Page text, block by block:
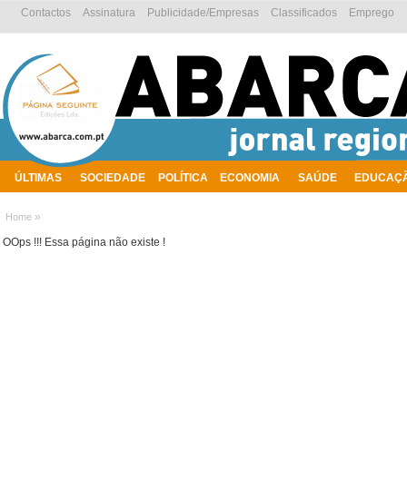
ÚLTIMAS SOCIEDADE POLÍTICA ECONOMIA SAÚDE
Emprego
Classificados
Publicidade/Empresas
Assinatura
Contactos
Home »
OOps !!! Essa página não existe !